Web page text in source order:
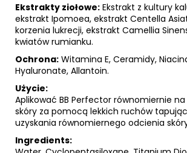
Ekstrakty ziołowe: Ekstrakt z kultury
ekstrakt Ipomoea, ekstrakt Centella
korzenia lukrecji, ekstrakt Camellia
kwiatów rumianku.
Ochrona: Witamina E, Ceramidy,
Hyaluronate, Allantoin.
Użycie:
Aplikować BB Perfector równomiernie
skóry za pomocą lekkich ruchów
uzyskania równomiernego odcienia
Ingredients: